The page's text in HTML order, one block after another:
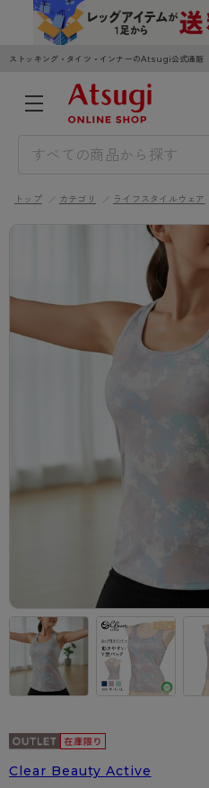
ストッキング・タイツ・インナーのAtsugi公式通販
カートを見る
3,980円以上のご
ログイン／
WOMEN
カテゴリから探す
レッグウェア
ストッキング
- ショート丈ストッキ
- 着圧ストッキング
- パンティ部レスストッ
タイツ
- 柄タイツ
インナーウェア
- ワイヤーブラ
- ブラトップ
ショーツ
- レギュラーショーツ
トップス
ルームウェア・パジャ
アクティブ・スポーツ
- スポーツブラ
レッグウエア
ソックス・靴下
ハイソックス
インナーウエア
トランクス
Tバック・ビキニ
肌着・インナー
トップス
ルームウェア・パジャ
レッグウエア
タイツ
スニーカー丈・くるぶ
ハイソックス
スクールソックス
インナーウエア
ワイヤーブラ
スポーツブラ
ショーツ
レギュラーショーツ
ブランドから探す
クリアビューティアク
スゴスト
フェイクタイツ
hotto comfort
お悩み別ガードル
ブラジャー特集
私に似合う、ストッキン
タイツの選び方
ご利用ガイド
はじめての方へ
よくある質問（FAQ）
トップ カテゴリ ライフスタイルウェア
Clear Beauty Active